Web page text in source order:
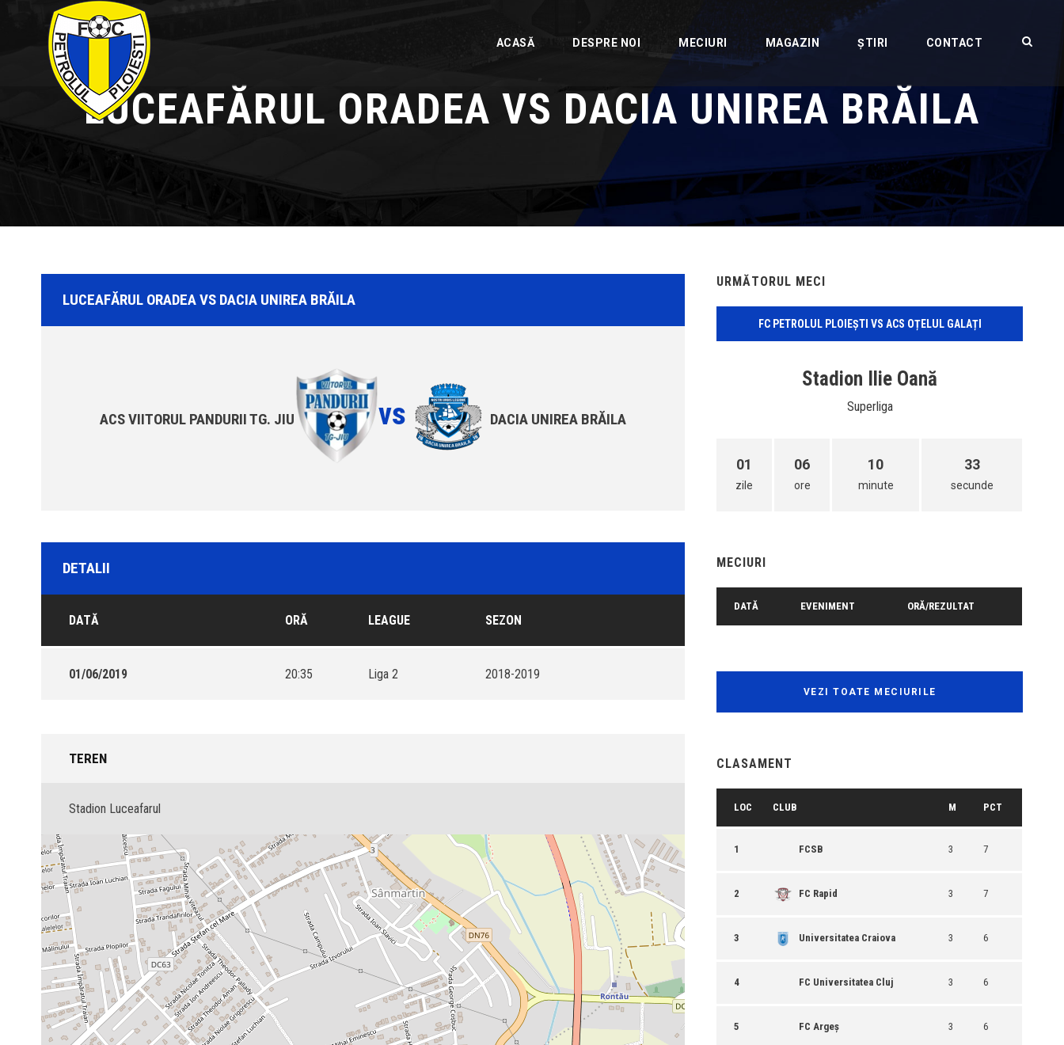
ACASĂ DESPRE NOI MECIURI MAGAZIN ȘTIRI CONTACT
LUCEAFĂRUL ORADEA VS DACIA UNIREA BRĂILA
LUCEAFĂRUL ORADEA VS DACIA UNIREA BRĂILA
ACS VIITORUL PANDURII TG. JIU vs DACIA UNIREA BRĂILA
DETALII
DATĂ ORĂ LEAGUE SEZON
01/06/2019 20:35 Liga 2 2018-2019
TEREN
Stadion Luceafarul
URMĂTORUL MECI
FC PETROLUL PLOIEȘTI VS ACS OȚELUL GALAȚI
Stadion Ilie Oană
Superliga
01
zile
06
ore
10
minute
33
secunde
MECIURI
DATĂ EVENIMENT ORĂ/REZULTAT
VEZI TOATE MECIURILE
CLASAMENT
LOC CLUB M PCT
1 FCSB 3 7
2 FC Rapid 3 7
3 Universitatea Craiova 3 6
4 FC Universitatea Cluj 3 6
5 FC Argeș 3 6